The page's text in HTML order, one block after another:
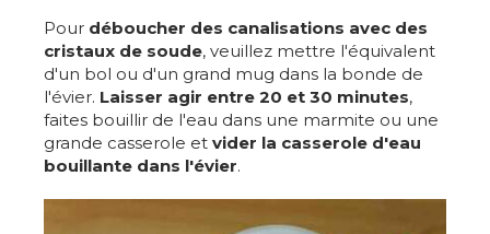
Pour déboucher des canalisations avec des
cristaux de soude, veuillez mettre l'équivalent
d'un bol ou d'un grand mug dans la bonde de
l'évier. Laisser agir entre 20 et 30 minutes,
faites bouillir de l'eau dans une marmite ou une
grande casserole et vider la casserole d'eau
bouillante dans l'évier.